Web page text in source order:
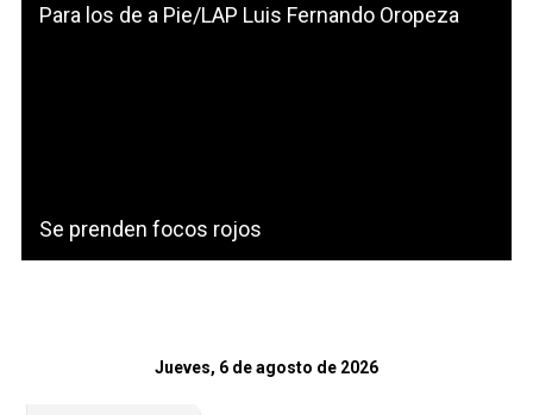
Para los de a Pie/LAP Luis Fernando Oropeza
Se prenden focos rojos
Jueves, 6 de agosto de 2026